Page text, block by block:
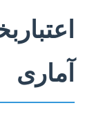
آماری